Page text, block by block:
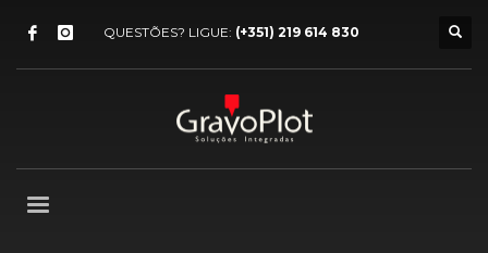
QUESTÕES? LIGUE: (+351) 219 614 830